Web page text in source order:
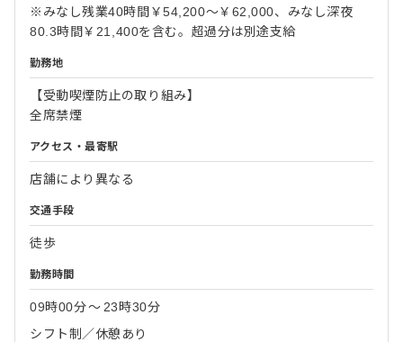
※みなし残業40時間￥54,200～￥62,000、みなし深夜
80.3時間￥21,400を含む。超過分は別途支給
勤務地
【受動喫煙防止の取り組み】
全席禁煙
アクセス・最寄駅
店舗により異なる
交通手段
徒歩
勤務時間
09時00分〜 23時30分
シフト制／休憩あり